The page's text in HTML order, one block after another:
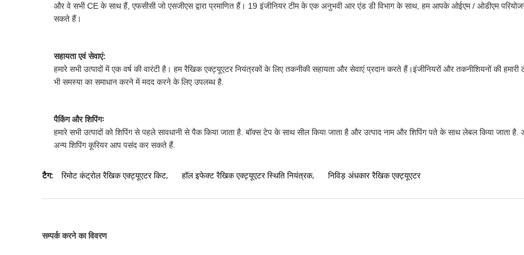
और वे सभी CE के साथ हैं, एफसीसी जो एसजीएस द्वारा प्रमाणित हैं। 19 इंजीनियर टीम के एक अनुभवी आर एंड डी विभाग के साथ, हम आपके ओईएम / ओडीएम
सकते हैं।
सहायता एवं सेवाएं:
हमारे सभी उत्पादों में एक वर्ष की वारंटी है। हम रैखिक एक्ट्यूएटर नियंत्रकों के लिए तकनीकी सहायता और सेवाएं प्रदान करते हैं।इंजीनियरों और तकनीशियनों की
भी समस्या का समाधान करने में मदद करने के लिए उपलब्ध है.
पैकिंग और शिपिंगः
हमारे सभी उत्पादों को शिपिंग से पहले सावधानी से पैक किया जाता है. बॉक्स टेप के साथ सील किया जाता है और उत्पाद नाम और शिपिंग पते के साथ लेबल किया
अन्य शिपिंग कूरियर आप पसंद कर सकते हैं.
टैग: रिमोट कंट्रोल रैखिक एक्ट्यूएटर किट, हॉल इफेक्ट रैखिक एक्ट्यूएटर स्थिति नियंत्रक, निविड़ अंधकार रैखिक एक्ट्यूएटर
सम्पर्क करने का विवरण